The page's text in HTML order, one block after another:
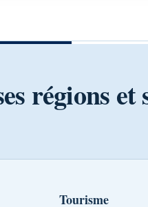
régions et
Tourisme